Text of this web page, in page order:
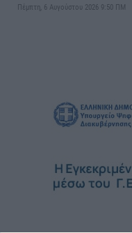
Πέμπτη, 6 Αυγούστου 2026 9:50 ΠΜ